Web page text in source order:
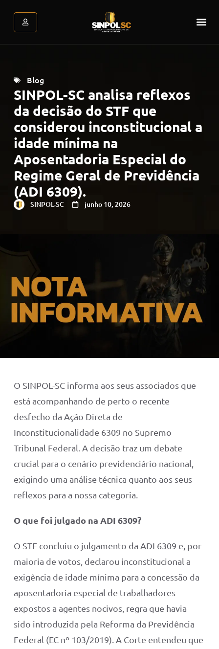
Blog
SINPOL-SC analisa reflexos
da decisão do STF que
considerou inconstitucional a
idade mínima na
Aposentadoria Especial do
Regime Geral de Previdência
(ADI 6309).
SINPOL-SC junho 10, 2026
O SINPOL-SC informa aos seus associados que
está acompanhando de perto o recente
desfecho da Ação Direta de
Inconstitucionalidade 6309 no Supremo
Tribunal Federal. A decisão traz um debate
crucial para o cenário previdenciário nacional,
exigindo uma análise técnica quanto aos seus
reflexos para a nossa categoria.
O que foi julgado na ADI 6309?
O STF concluiu o julgamento da ADI 6309 e, por
maioria de votos, declarou inconstitucional a
exigência de idade mínima para a concessão da
aposentadoria especial de trabalhadores
expostos a agentes nocivos, regra que havia
sido introduzida pela Reforma da Previdência
Federal (EC nº 103/2019). A Corte entendeu que